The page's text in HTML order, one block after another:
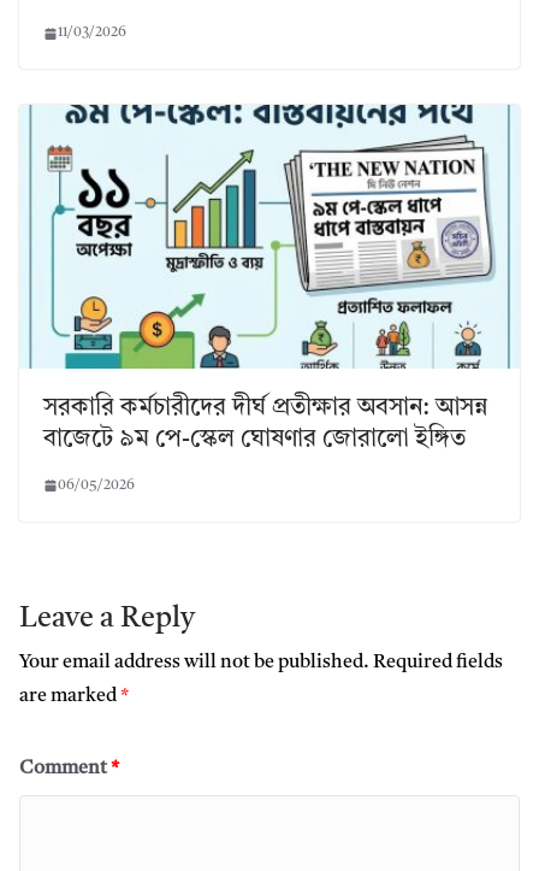
11/03/2026
সরকারি কর্মচারীদের দীর্ঘ প্রতীক্ষার অবসান: আসন্ন
বাজেটে ৯ম পে-স্কেল ঘোষণার জোরালো ইঙ্গিত
06/05/2026
Leave a Reply
Your email address will not be published. Required fields
are marked*
Comment*